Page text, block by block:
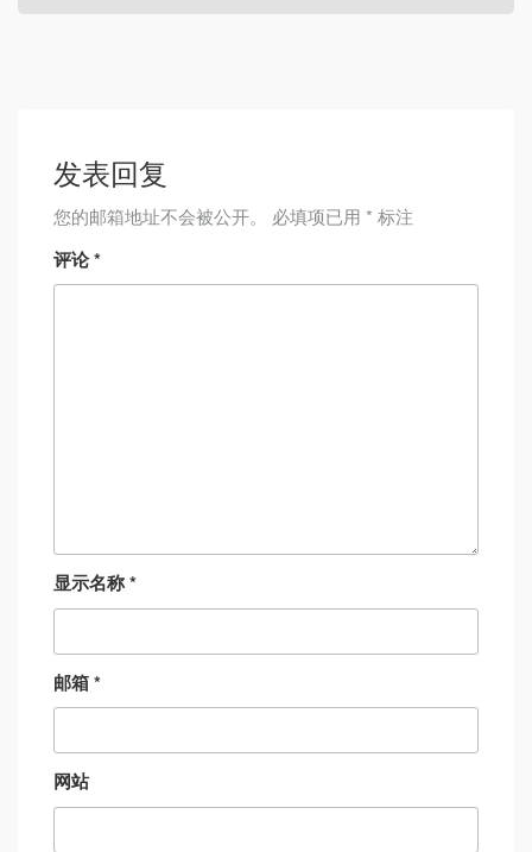
发表回复
您的邮箱地址不会被公开。 必填项已用 * 标注
评论*
显示名称*
邮箱*
网站